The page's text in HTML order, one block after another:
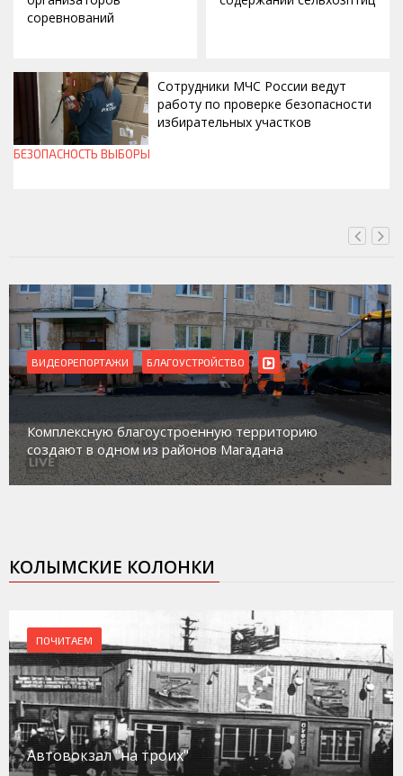
соревнований
Сотрудники МЧС России ведут
работу по проверке безопасности
избирательных участков
БЕЗОПАСНОСТЬ ВЫБОРЫ
ВИДЕОРЕПОРТАЖИ
Магадан присоединился к пилотному проекту по
работе с несовершеннолетними из групп
социального риска «Переправа»
КОЛЫМСКИЕ КОЛОНКИ
ПОЧИТАЕМ
Автовокзал "на троих"